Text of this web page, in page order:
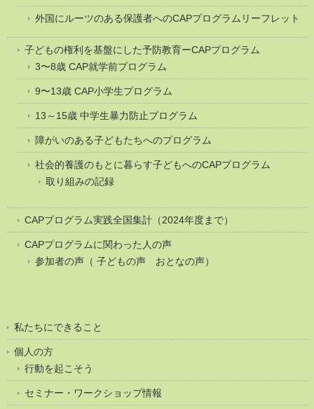
外国にルーツのある保護者へのCAPプログラムリーフレット
子どもの権利を基盤にした予防教育ーCAPプログラム
3〜8歳 CAP就学前プログラム
9〜13歳 CAP小学生プログラム
13～15歳 中学生暴力防止プログラム
障がいのある子どもたちへのプログラム
社会的養護のもとに暮らす子どもへのCAPプログラム
取り組みの記録
CAPプログラム実践全国集計（2024年度まで）
CAPプログラムに関わった人の声
参加者の声（ 子どもの声 おとなの声）
私たちにできること
個人の方
行動を起こそう
セミナー・ワークショップ情報